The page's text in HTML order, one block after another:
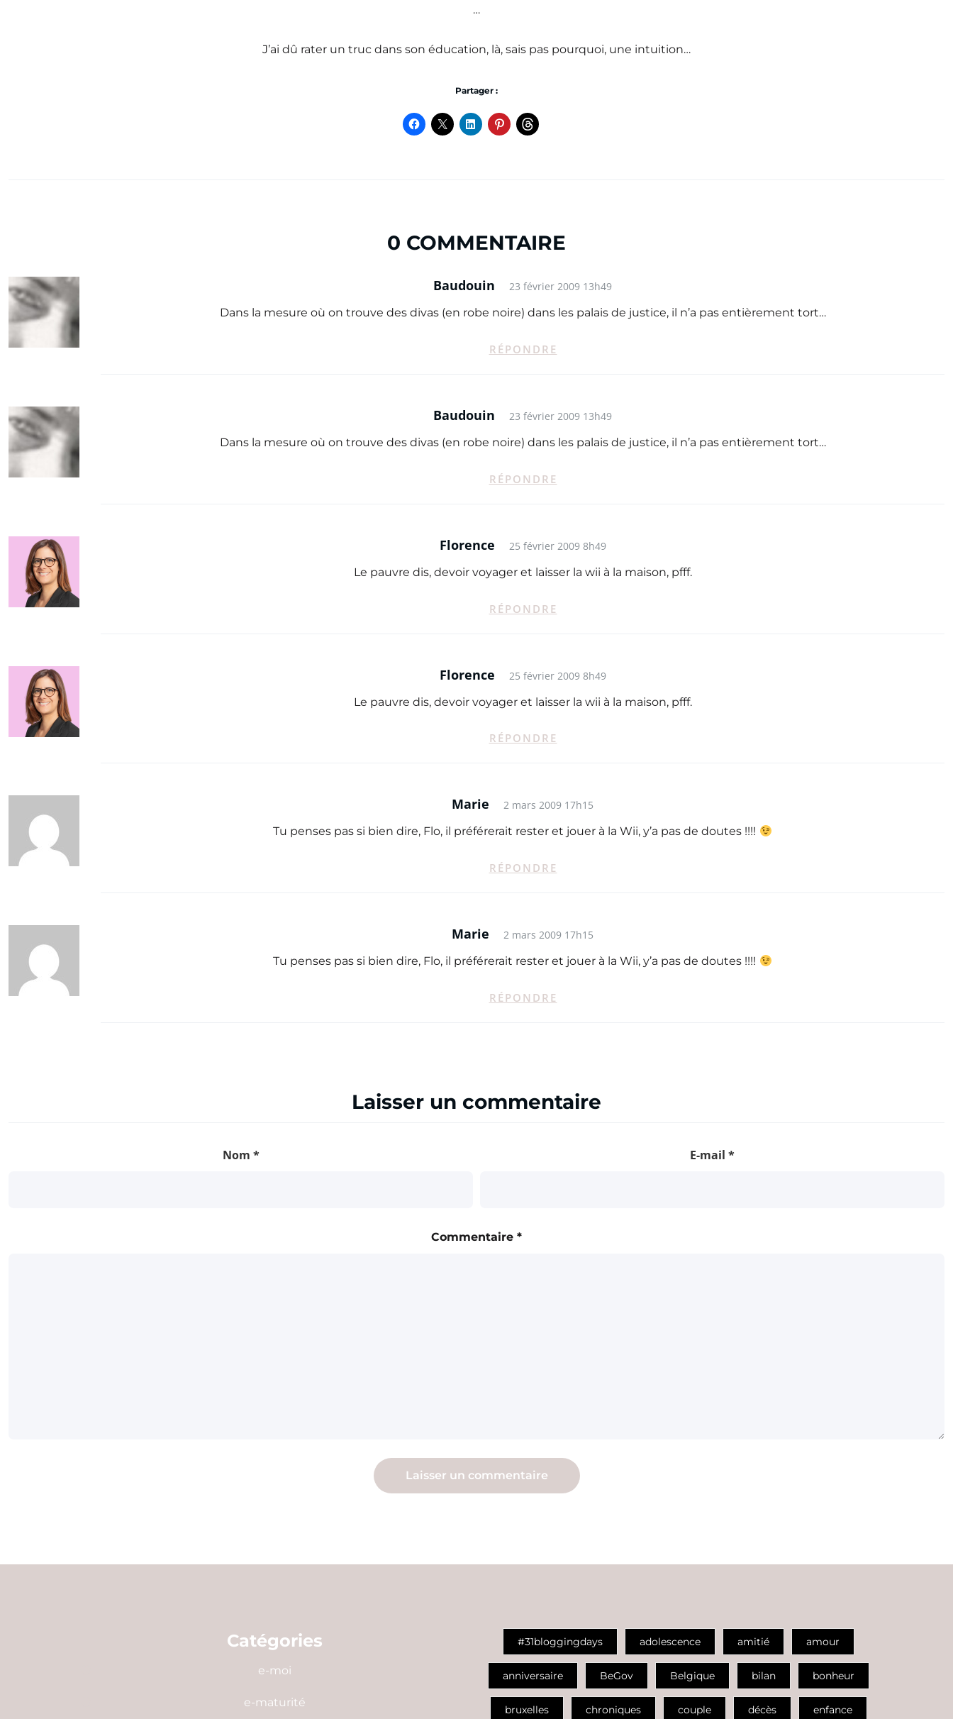
…
J’ai dû rater un truc dans son éducation, là, sais pas pourquoi, une intuition…
Partager :
0 COMMENTAIRE
Baudouin
23 février 2009 13h49
Dans la mesure où on trouve des divas (en robe noire) dans les palais de justice, il n’a pas entièrement tort…
RÉPONDRE
Baudouin
23 février 2009 13h49
Dans la mesure où on trouve des divas (en robe noire) dans les palais de justice, il n’a pas entièrement tort…
RÉPONDRE
Florence
25 février 2009 8h49
Le pauvre dis, devoir voyager et laisser la wii à la maison, pfff.
RÉPONDRE
Florence
25 février 2009 8h49
Le pauvre dis, devoir voyager et laisser la wii à la maison, pfff.
RÉPONDRE
Marie
2 mars 2009 17h15
Tu penses pas si bien dire, Flo, il préférerait rester et jouer à la Wii, y’a pas de doutes !!!!
RÉPONDRE
Marie
2 mars 2009 17h15
Tu penses pas si bien dire, Flo, il préférerait rester et jouer à la Wii, y’a pas de doutes !!!!
RÉPONDRE
Laisser un commentaire
Nom * E-mail *
Commentaire *
Catégories
e-moi
e-maturité
#31bloggingdays adolescence amitié amour
anniversaire BeGov Belgique bilan bonheur
bruxelles chroniques couple décès enfance